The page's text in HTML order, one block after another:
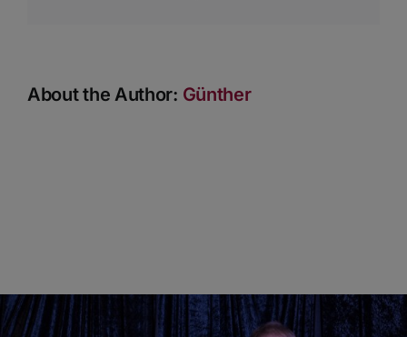
About the Author: Günther